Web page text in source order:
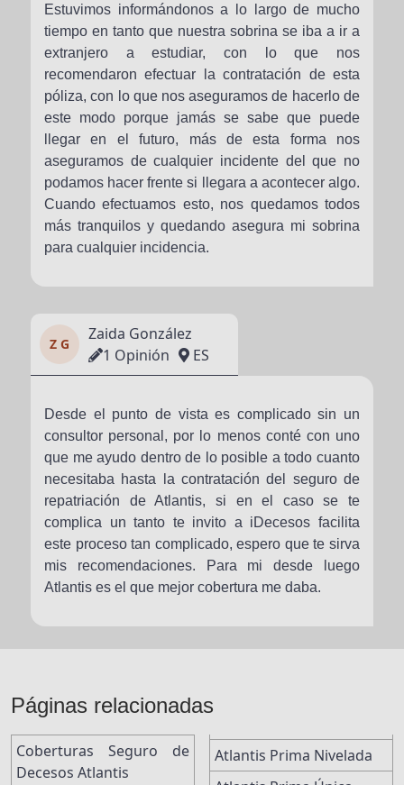
Estuvimos informándonos a lo largo de mucho
tiempo en tanto que nuestra sobrina se iba a ir a
extranjero a estudiar, con lo que nos
recomendaron efectuar la contratación de esta
póliza, con lo que nos aseguramos de hacerlo de
este modo porque jamás se sabe que puede
llegar en el futuro, más de esta forma nos
aseguramos de cualquier incidente del que no
podamos hacer frente si llegara a acontecer algo.
Cuando efectuamos esto, nos quedamos todos
más tranquilos y quedando asegura mi sobrina
para cualquier incidencia.
Z G
Zaida González
1 Opinión
ES
Desde el punto de vista es complicado sin un
consultor personal, por lo menos conté con uno
que me ayudo dentro de lo posible a todo cuanto
necesitaba hasta la contratación del seguro de
repatriación de Atlantis, si en el caso se te
complica un tanto te invito a iDecesos facilita
este proceso tan complicado, espero que te sirva
mis recomendaciones. Para mi desde luego
Atlantis es el que mejor cobertura me daba.
Páginas relacionadas
Coberturas Seguro de
Decesos Atlantis
Atlantis Prima Nivelada